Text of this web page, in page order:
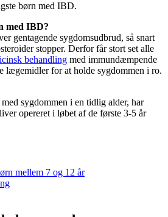
børn med IBD.
med IBD?
gentagende sygdomsudbrud, så snart
stopper. Derfor får stort set alle
behandling med immundæmpende
lægemidler for at holde sygdommen i ro.
sygdommen i en tidlig alder, har
opereret i løbet af de første 3-5 år
mellem 7 og 12 år